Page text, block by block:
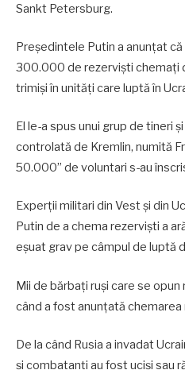
Sankt Petersburg.
Preşedintele Putin a anunţat
300.000 de rezervişti chemaţi
trimişi în unităţi care luptă în
El le-a spus unui grup de tineri
controlată de Kremlin, numită
50.000” de voluntari s-au
Experţii militari din Vest şi din
Putin de a chema rezervişti a
eşuat grav pe câmpul de luptă
Mii de bărbaţi ruşi care se
când a fost anunţată chemarea
De la când Rusia a invadat
şi combatanţi au fost ucişi sau